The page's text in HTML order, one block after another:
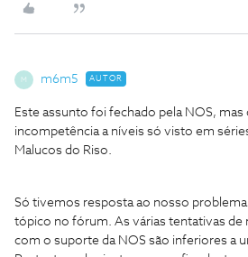
M m6m5 AUTOR
Este assunto foi fechado pela NOS,
incompetência a níveis só visto em
Malucos do Riso.
Só tivemos resposta ao nosso
tópico no fórum. As várias tentativas de
com o suporte da NOS são inferiores a